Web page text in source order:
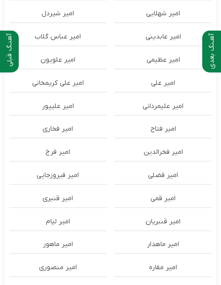
آهنـگ قبلی آهـنگ بعدی
امیر شهلایی امیر شیردل
امیر عابدینی امیر عباس گلاب
امیر عظیمی امیر علویون
امیر علی امیر علی کریمخانی
امیر علیمردانی امیر علیپور
امیر فتاح امیر فخاری
امیر فخرالدین امیر فرخ
امیر فضلی امیر فیروزجایی
امیر قمی امیر قنبری
امیر قنبریان امیر لیام
امیر ماهدار امیر ماهور
امیر مقاره امیر منصوری